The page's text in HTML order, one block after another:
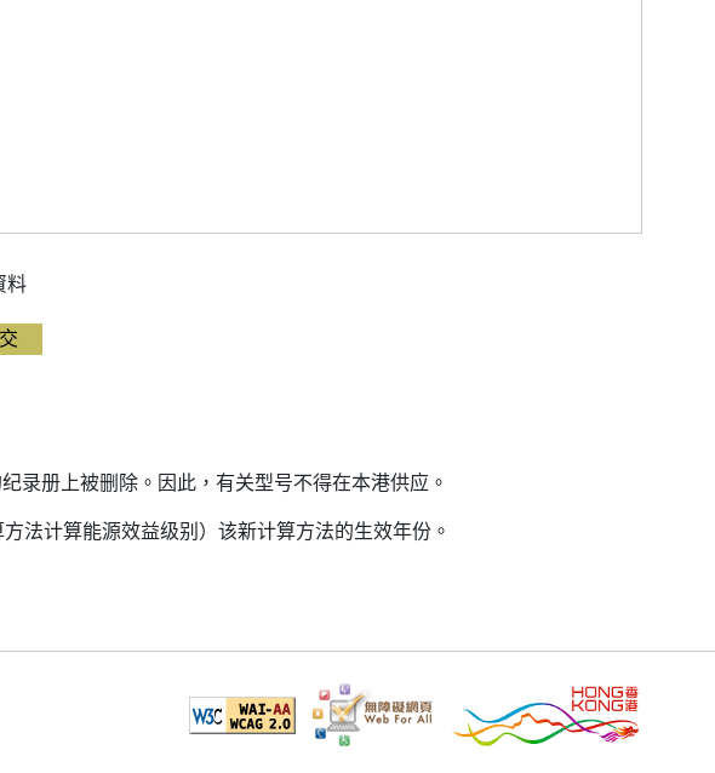
料
录册上被删除。因此，有关型号不得在本港供应。
法计算能源效益级别）该新计算方法的生效年份。